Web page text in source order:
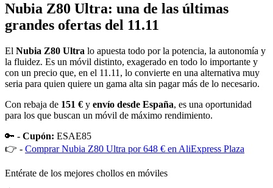
Nubia Z80 Ultra: una de las últimas
grandes ofertas del 11.11
El Nubia Z80 Ultra lo apuesta todo por la potencia, la autonomía y
la fluidez. Es un móvil distinto, exagerado en todo lo importante y
con un precio que, en el 11.11, lo convierte en una alternativa muy
seria para quien quiere un gama alta sin pagar más de lo necesario.
Con rebaja de 151 € y envío desde España, es una oportunidad
para los que buscan un móvil de máximo rendimiento.
🔑 - Cupón: ESAE85
👉 - Comprar Nubia Z80 Ultra por 648 € en AliExpress Plaza
Entérate de los mejores chollos en móviles